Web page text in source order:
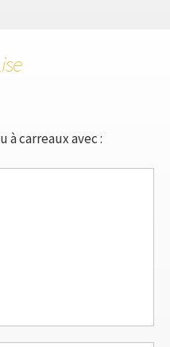
carreaux avec :